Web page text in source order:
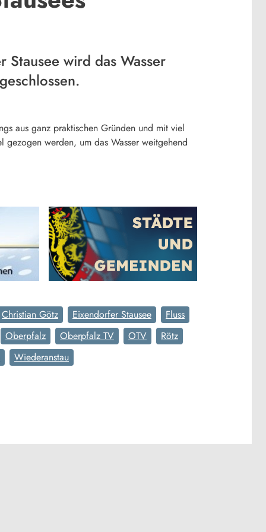
Stausee wird das Wasser
aus ganz praktischen Gründen und mit viel
gezogen werden, um das Wasser weitgehend
Christian Götz Eixendorfer Stausee
Fluss
Oberpfalz Oberpfalz TV OTV
Rötz
Wiederanstau